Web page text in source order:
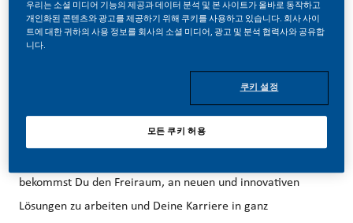
uns dazu entschieden, etwas Unglaubliches zu tun. Wir
transformieren unser Business hin zu einer rauchfreien
Marke zu etablieren – der besondere Reiz ist der Aufbau
von etwas Neuem, Innovativem, noch nie da Gewesenem.
Große Veränderungen bringen große Chancen mit sich: Wo
bekommst Du den Freiraum, an neuen und innovativen
Lösungen zu arbeiten und Deine Karriere in ganz
우리는 소셜 미디어 기능의 제공과 데이터 분석 및 본 사이트가 올바로 동작하고
개인화된 콘텐츠와 광고를 제공하기 위해 쿠키를 사용하고 있습니다. 회사 사이
트에 대한 귀하의 사용 정보를 회사의 소셜 미디어, 광고 및 분석 협력사와 공유합
니다.
쿠키 설정
모든 쿠키 허용